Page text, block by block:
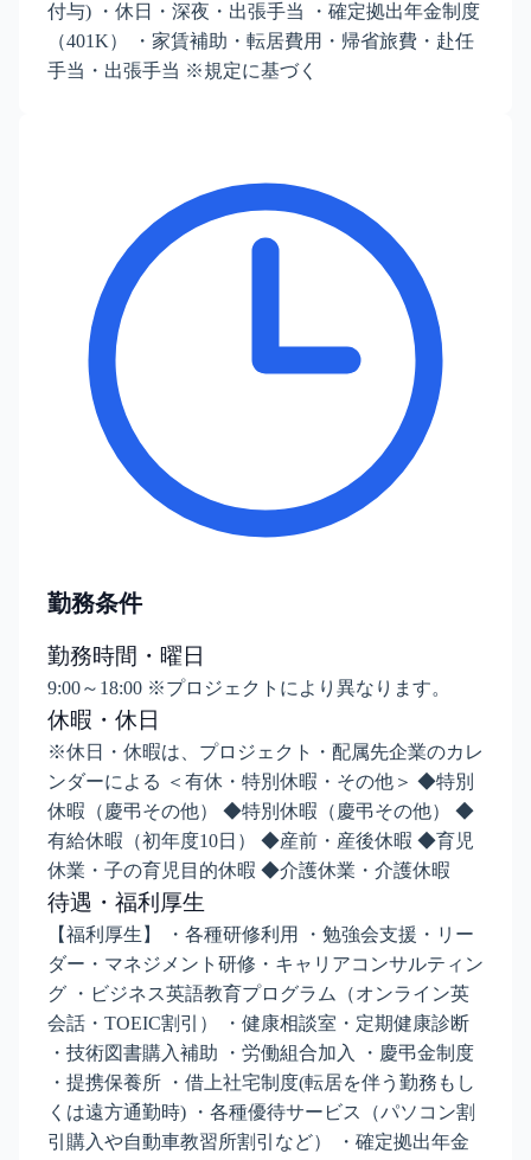
付与) ・休日・深夜・出張手当 ・確定拠出年金制度
（401K） ・家賃補助・転居費用・帰省旅費・赴任
手当・出張手当 ※規定に基づく
勤務条件
勤務時間・曜日
9:00～18:00 ※プロジェクトにより異なります。
休暇・休日
※休日・休暇は、プロジェクト・配属先企業のカレ
ンダーによる ＜有休・特別休暇・その他＞ ◆特別
休暇（慶弔その他） ◆特別休暇（慶弔その他） ◆
有給休暇（初年度10日） ◆産前・産後休暇 ◆育児
休業・子の育児目的休暇 ◆介護休業・介護休暇
待遇・福利厚生
【福利厚生】 ・各種研修利用 ・勉強会支援・リー
ダー・マネジメント研修・キャリアコンサルティン
グ ・ビジネス英語教育プログラム（オンライン英
会話・TOEIC割引） ・健康相談室・定期健康診断
・技術図書購入補助 ・労働組合加入 ・慶弔金制度
・提携保養所 ・借上社宅制度(転居を伴う勤務もし
くは遠方通勤時) ・各種優待サービス（パソコン割
引購入や自動車教習所割引など） ・確定拠出年金